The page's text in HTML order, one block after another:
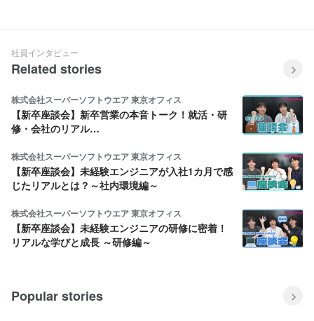
社員インタビュー
Related stories
株式会社スーパーソフトウエア 東京オフィス
【新卒座談会】新卒営業の本音トーク！就活・研
修・会社のリアル…
株式会社スーパーソフトウエア 東京オフィス
【新卒座談会】未経験エンジニアが入社1カ月で感
じたリアルとは？～社内環境編～
株式会社スーパーソフトウエア 東京オフィス
【新卒座談会】未経験エンジニアの研修に密着！
リアルな学びと成長 ～研修編～
Popular stories